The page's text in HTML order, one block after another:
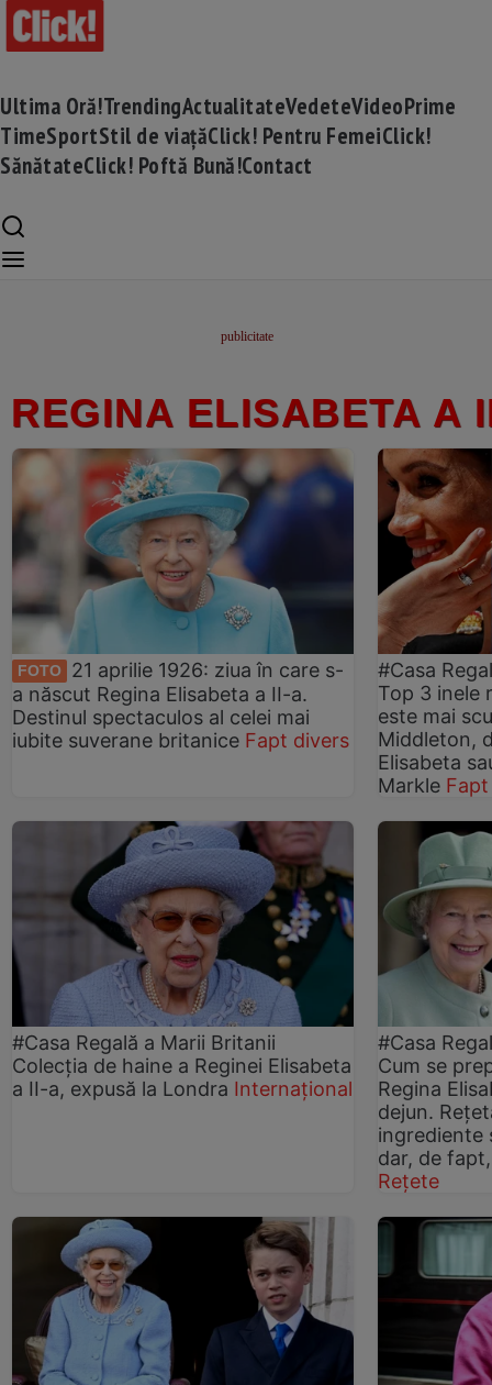
Ultima Oră!TrendingActualitateVedeteVideoPrime
TimeSportStil de viațăClick! Pentru FemeiClick!
SănătateClick! Poftă Bună!Contact
REGINA ELISABETA A
FOTO
21 aprilie 1926: ziua în care s-
a născut Regina Elisabeta a II-a.
Destinul spectaculos al celei mai
iubite suverane britanice Fapt divers
#Casa
Top 3 inele
este mai
Middleton,
Elisabeta
Markle
#Casa Regală a Marii Britanii
Colecția de haine a Reginei Elisabeta
a II-a, expusă la Londra Internațional
#Casa
Cum se
Regina
dejun.
ingrediente
dar, de
Rețete